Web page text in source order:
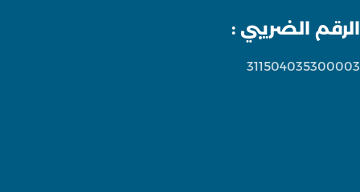
الرقم الضريبي :
311504035300003